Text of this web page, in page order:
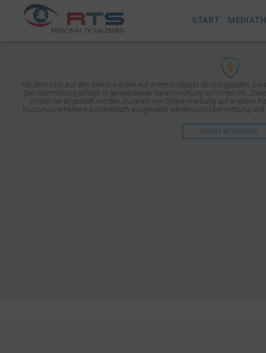
START
Mit dem Klick auf den Dienst werden auf Ihrem Endgerät Skripte geladen,
Die Übermittlung erfolgt: in gemeinsamer Verantwortung an Vimeo Inc..
Dritten bereitgestellt werden, Auswahl von Online-Werbung auf anderen
Nutzungsverhaltens automatisch ausgewählt werden und Übermittlung und
INHALT AKTIVIEREN